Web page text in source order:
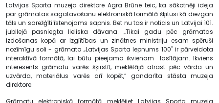
Latvijas Sporta muzeja direktore Agra Brūne teic, ka sākotnēji ideja
par grāmatas sagatavošanu elektroniskā formātā šķitusi kā diezgan
tāls un sarežģīti īstenojams sapnis. Bet nu tas ir noticis un Latvijai 101.
jubilejā pasniegta lieliska dāvana. „Tikai gadu pēc grāmatas
izdošanas kopā ar Izglītības un zinātnes ministriju esam spēruši
nozīmīgu soli - grāmata „Latvijas Sporta lepnums 100" ir pārveidota
interaktīvā formātā, lai būtu pieejama ikvienam lasītājam. Ikviens
interesents grāmatu varēs šķirstīt, meklētājā atrast pēc vārda un
uzvārda, materiālus varēs arī kopēt,” gandarīta stāsta muzeja
direktore.
Grāmatu elektroniskā formātā meklējiet Latvijas Sporta muzeja